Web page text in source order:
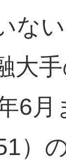
な
大手
6
）